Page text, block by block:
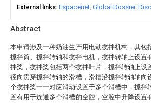
Abstract
本申请涉及一种奶油生产用电动搅拌机构，其包
搅拌筒、搅拌转轴和搅拌电机，搅拌转轴上设置
拌桨，搅拌桨包括两个搅拌叶片，搅拌转轴上设
径向贯穿搅拌转轴的滑槽，滑槽沿搅拌转轴轴向
个搅拌桨一一对应滑动设置于多个滑槽中，搅拌
置有用于连通多个滑槽的空腔，空腔中升降设置
External links Espacenet Global Dossier